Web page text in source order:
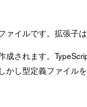
イルです。拡張子は
されます。
し型定義ファイル